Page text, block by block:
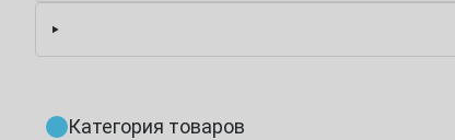
Категория товаров